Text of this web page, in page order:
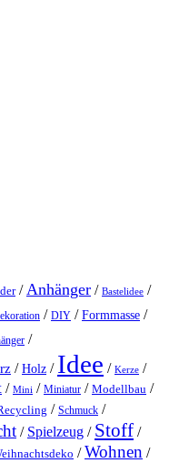
/Anhänger / Bastelidee /
/ DIY /Formmasse /
/
/Holz / Idee / Kerze /
/ Mini / Miniatur / Modellbau /
/ Schmuck /
/ Spielzeug / Stoff /
/Wohnen /